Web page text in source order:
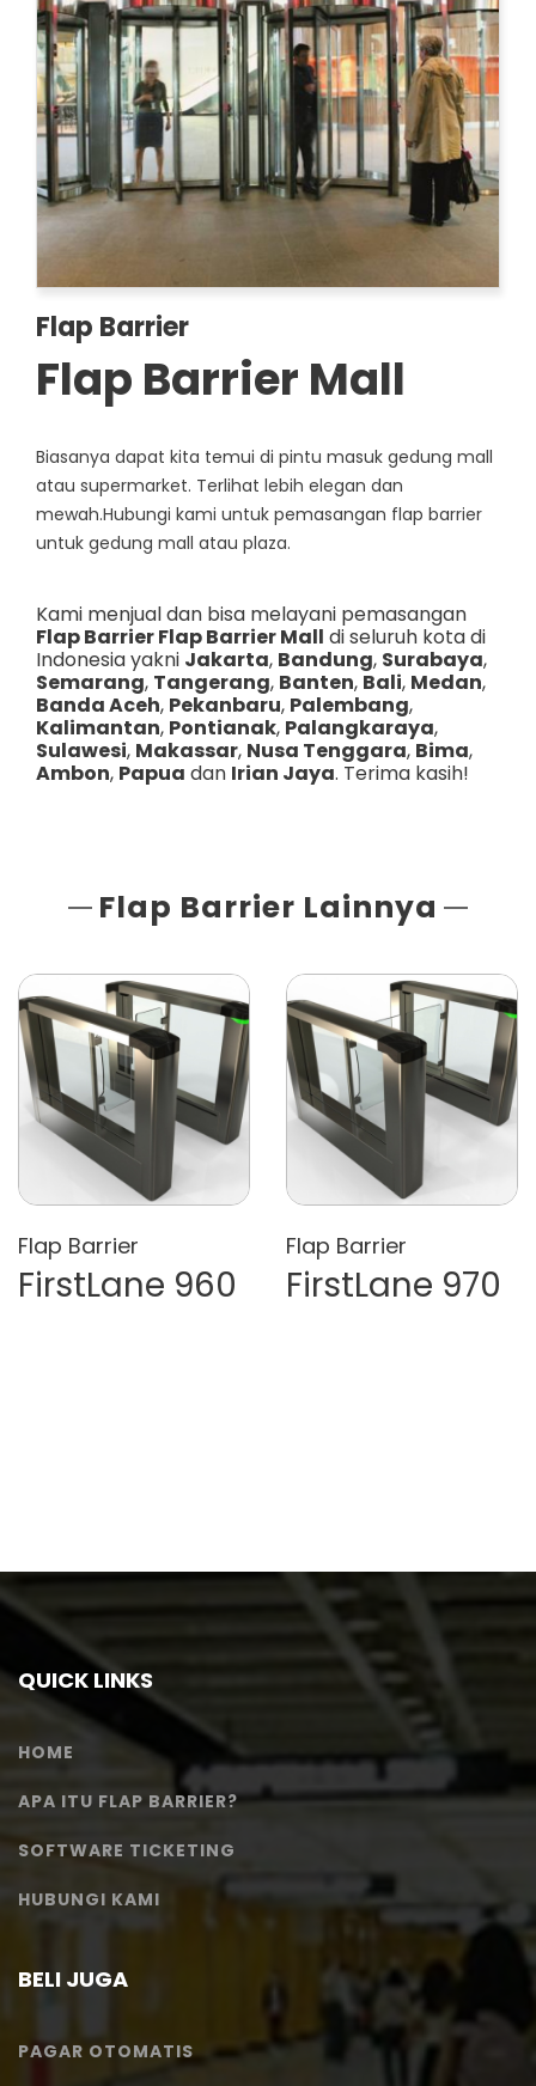
Flap Barrier
Flap Barrier Mall
Biasanya dapat kita temui di pintu masuk gedung mall
atau supermarket. Terlihat lebih elegan dan
mewah.Hubungi kami untuk pemasangan flap barrier
untuk gedung mall atau plaza.
Kami menjual dan bisa melayani pemasangan
Flap Barrier Flap Barrier Mall di seluruh kota di
Indonesia yakni Jakarta, Bandung, Surabaya,
Semarang, Tangerang, Banten, Bali, Medan,
Banda Aceh, Pekanbaru, Palembang,
Kalimantan, Pontianak, Palangkaraya,
Sulawesi, Makassar, Nusa Tenggara, Bima,
Ambon, Papua dan Irian Jaya. Terima kasih!
Flap Barrier Lainnya
Flap Barrier
FirstLane 960
Flap Barrier
FirstLane 970
QUICK LINKS
HOME
APA ITU FLAP BARRIER?
SOFTWARE TICKETING
HUBUNGI KAMI
BELI JUGA
PAGAR OTOMATIS